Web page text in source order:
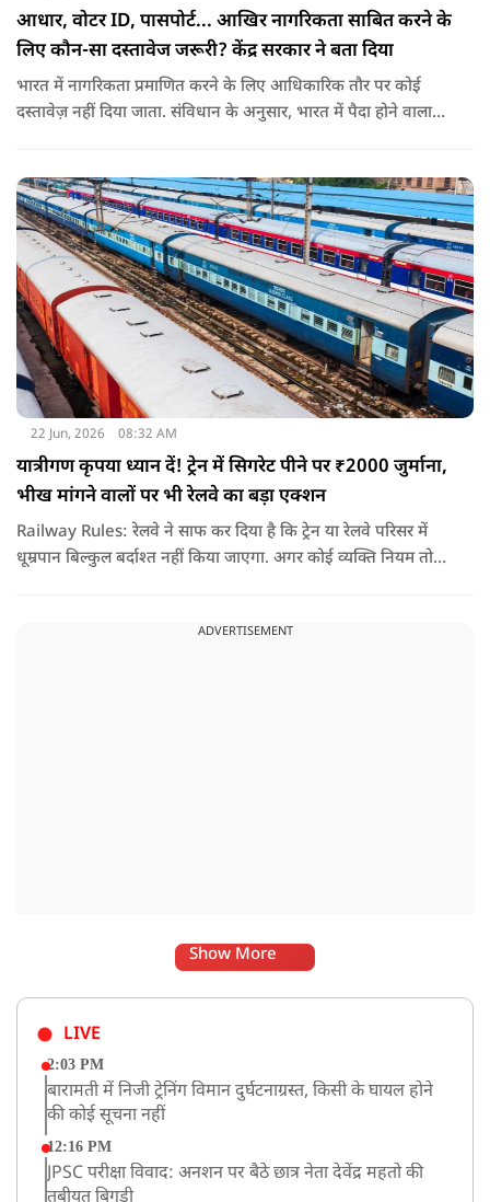
आधार, वोटर ID, पासपोर्ट... आखिर नागरिकता साबित करने के
लिए कौन-सा दस्तावेज जरूरी? केंद्र सरकार ने बता दिया
भारत में नागरिकता प्रमाणित करने के लिए आधिकारिक तौर पर कोई
दस्तावेज़ नहीं दिया जाता. संविधान के अनुसार, भारत में पैदा होने वाला
22 Jun, 2026 08:32 AM
यात्रीगण कृपया ध्यान दें! ट्रेन में सिगरेट पीने पर ₹2000 जुर्माना,
भीख मांगने वालों पर भी रेलवे का बड़ा एक्शन
Railway Rules: रेलवे ने साफ कर दिया है कि ट्रेन या रेलवे परिसर में
धूम्रपान बिल्कुल बर्दाश्त नहीं किया जाएगा. अगर कोई व्यक्ति नियम तोड़ते
ADVERTISEMENT
Show More
LIVE
2:03 PM
बारामती में निजी ट्रेनिंग विमान दुर्घटनाग्रस्त, किसी के घायल होने
की कोई सूचना नहीं
12:16 PM
JPSC परीक्षा विवाद: अनशन पर बैठे छात्र नेता देवेंद्र महतो की